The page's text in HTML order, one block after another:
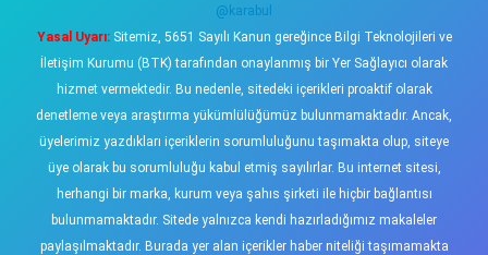
@karabul
Yasal Uyarı:Sitemiz, 5651 Sayılı Kanun gereğince Bilgi Teknolojileri ve
İletişim Kurumu (BTK) tarafından onaylanmış bir Yer Sağlayıcı olarak
hizmet vermektedir. Bu nedenle, sitedeki içerikleri proaktif olarak
denetleme veya araştırma yükümlülüğümüz bulunmamaktadır. Ancak,
üyelerimiz yazdıkları içeriklerin sorumluluğunu taşımakta olup, siteye
üye olarak bu sorumluluğu kabul etmiş sayılırlar. Bu internet sitesi,
herhangi bir marka, kurum veya şahıs şirketi ile hiçbir bağlantısı
bulunmamaktadır. Sitede yalnızca kendi hazırladığımız makaleler
paylaşılmaktadır. Burada yer alan içerikler haber niteliği taşımamakta